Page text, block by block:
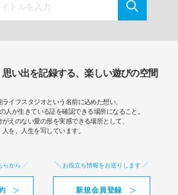
い出を記録する、楽しい遊びの空間
ライフスタジオという名前に込めた想い。
人が生きている証を確認できる場所になること。
えのない愛の形を実感できる場所として、
人を、人生を写しています。
らから お役立ち情報をお送りします
新規会員登録